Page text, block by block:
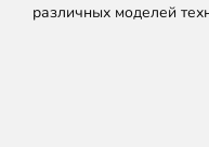
различных моделей